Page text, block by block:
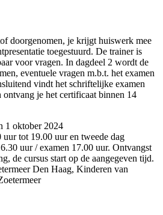
doorgenomen, je krijgt huiswerk mee
toegestuurd. De trainer is
voor vragen. In dagdeel 2 wordt de
eventuele vragen m.b.t. het examen
vindt het schriftelijke examen
ontvang je het certificaat binnen 14
1 oktober 2024
uur tot 19.00 uur en tweede dag
uur / examen 17.00 uur. Ontvangst
de cursus start op de aangegeven tijd.
Den Haag, Kinderen van